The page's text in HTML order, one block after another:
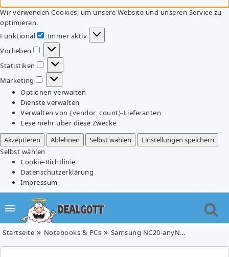
Wir verwenden Cookies, um unsere Website und unseren Service zu
optimieren.
Funktional
Funktional
Immer aktiv
Vorlieben
Vorlieben
Statistiken
Statistiken
Marketing
Marketing
Optionen verwalten
Dienste verwalten
Verwalten von {vendor_count}-Lieferanten
Lese mehr über diese Zwecke
Akzeptieren
Ablehnen Selbst wählen
Einstellungen speichern
Selbst wählen
Cookie-Richtlinie
Datenschutzerklärung
Impressum
Startseite Notebooks & PCs Samsung NC20-anyNet 12,1 Zoll für 301€